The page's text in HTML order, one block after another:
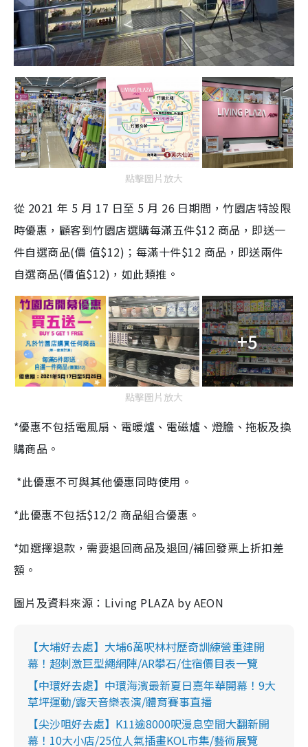
點擊圖片放大
從 2021 年 5 月 17 日至 5 月 26 日期間，竹園店特設限
時優惠，顧客到竹園店選購每滿五件$12 商品，即送一
件自選商品(價 值$12)；每滿十件$12 商品，即送兩件
自選商品(價值$12)，如此類推。
+5
點擊圖片放大
*優惠不包括電風扇、電暖爐、電磁爐、燈膽、拖板及換
購商品。
*此優惠不可與其他優惠同時使用。
*此優惠不包括$12/2 商品組合優惠。
*如選擇退款，需要退回商品及退回/補回發票上折扣差
額。
圖片及資料來源：Living PLAZA by AEON
【大埔好去處】大埔6萬呎林村歷奇訓練營重建開
幕！超刺激巨型繩網陣/AR攀石/住宿價目表一覽
【中環好去處】中環海濱最新夏日嘉年華開幕！9大
草坪運動/露天音樂表演/體育賽事直播
【尖沙咀好去處】K11逾8000呎漫息空間大翻新開
幕！10大小店/25位人氣插畫KOL市集/藝術展覽